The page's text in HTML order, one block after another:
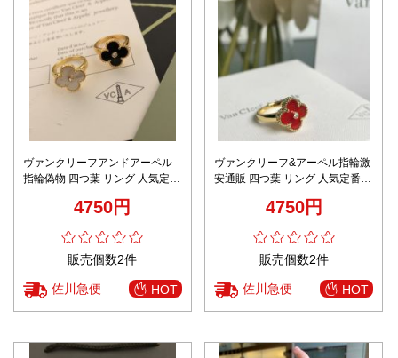
ヴァンクリーフアンドアーペル
指輪偽物 四つ葉 リング 人気定番
4750円
販売個数2件
佐川急便 HOT
ヴァンクリーフ&アーペル指輪激
安通販 四つ葉 リング 人気定番
4750円
販売個数2件
佐川急便 HOT